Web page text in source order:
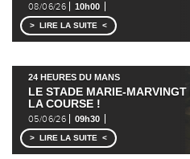
08/06/26 10h00
LIRE LA SUITE
24 HEURES DU MANS
LE STADE MARIE-MARVINGT
LA COURSE !
05/06/26 09h30
LIRE LA SUITE